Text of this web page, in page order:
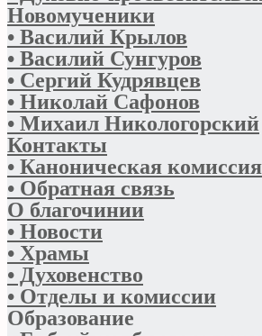
Новомученики
• Василий Крылов
• Василий Сунгуров
• Сергий Кудрявцев
• Николай Сафонов
• Михаил Никологорский
Контакты
• Каноническая комиссия
• Обратная связь
О благочинии
• Новости
• Храмы
• Духовенство
• Отделы и комиссии
Образование